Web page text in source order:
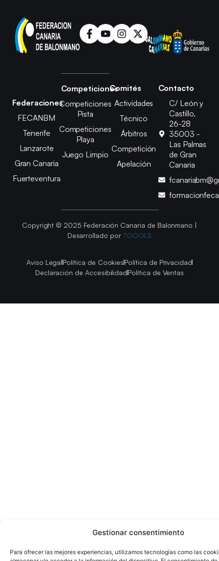
Gestionar consentimiento
Para ofrecer las mejores experiencias, utilizamos tecnologías como las
Federaciones
FECANBM
Tenerife
Lanzarote
Gran Canaria
Fuerteventura
Competiciones
Competiciones
Pista
Competiciones
Playa
Juego Limpio
Comités
Actividades
Técnico
Árbitros
Competición
Apelación
Contacto
C/ León y
Castillo,
26-28
35003 -
Las Palmas
de Gran
Canaria
Copyright © 2025 Federación Canaria de Balonmano |
Desarrollado por TOOOLS
Aviso LegalPolítica de CookiesPolítica de Privacidad
Declaración de AccesibilidadPolítica de Ventas